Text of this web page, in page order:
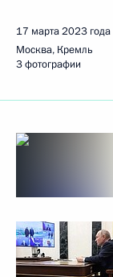
17 марта 2023 года
Москва, Кремль
3 фотографии